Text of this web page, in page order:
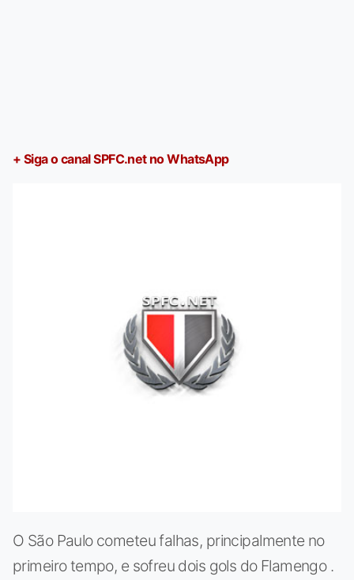
+ Siga o canal SPFC.net no WhatsApp
O São Paulo cometeu falhas, principalmente no
primeiro tempo, e sofreu dois gols do Flamengo .